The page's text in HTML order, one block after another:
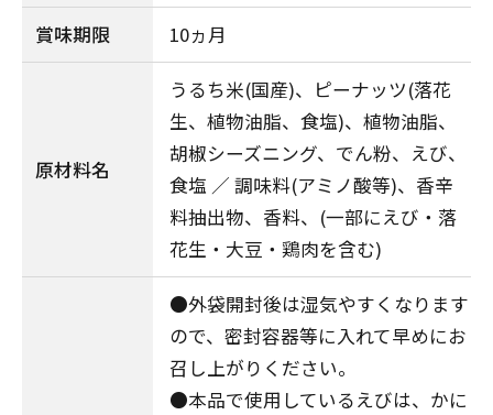
賞味期限 10ヵ月
原材料名
うるち米(国産)、ピーナッツ(落花
生、植物油脂、食塩)、植物油脂、
胡椒シーズニング、でん粉、えび、
食塩 ／ 調味料(アミノ酸等)、香辛
料抽出物、香料、(一部にえび・落
花生・大豆・鶏肉を含む)
●外袋開封後は湿気やすくなります
ので、密封容器等に入れて早めにお
召し上がりください。
●本品で使用しているえびは、かに